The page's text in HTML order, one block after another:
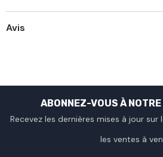
Avis
ABONNEZ-VOUS À
Recevez les dernières mises à jour
les ventes à